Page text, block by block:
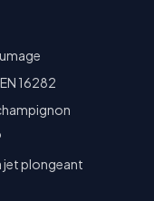
16282
jet plongeant